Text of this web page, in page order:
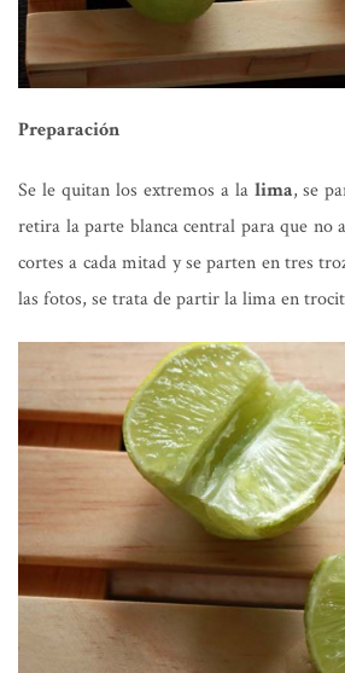
Preparación
Se le quitan los extremos a la lima, se
retira la parte blanca central para que no
cortes a cada mitad y se parten en tres
las fotos, se trata de partir la lima en